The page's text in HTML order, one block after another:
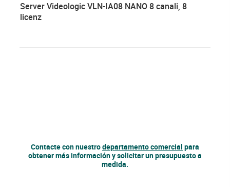
Server Videologic VLN-IA08 NANO 8 canali, 8
licenz
Contacte con nuestrodepartamento comercial para
obtener más información y solicitar un presupuesto a
medida.